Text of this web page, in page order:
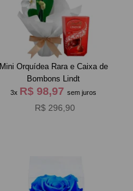
Mini Orquídea Rara e Caixa de
Bombons Lindt
3x R$ 98,97sem juros
R$ 296,90